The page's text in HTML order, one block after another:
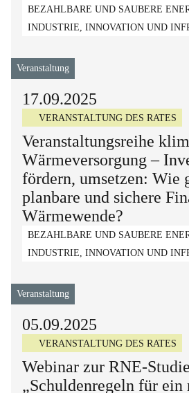
BEZAHLBARE UND SAUBERE
INDUSTRIE, INNOVATION UND
Veranstaltung
17.09.2025
VERANSTALTUNG DES RATES
BEZAHLBARE UND SAUBERE
INDUSTRIE, INNOVATION UND
Veranstaltungsreihe
Wärmeversorgung –
fördern, umsetzen: Wie
planbare und sichere
Wärmewende?
Veranstaltung
05.09.2025
VERANSTALTUNG DES RATES
Webinar zur RNE-Studie
„Schuldenregeln für ein